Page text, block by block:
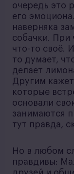
очередь это
его
наверняка
собачки. При
что-то своё.
то думает,
делает
Другим
которые
основали
занимаются
тут правда,
Но в любом
правдивы: